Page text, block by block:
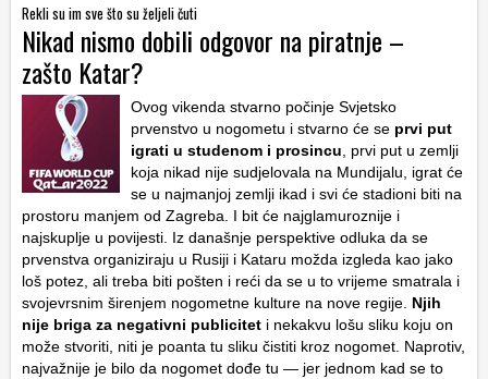
Rekli su im sve što su željeli čuti
Nikad nismo dobili odgovor na piratnje –
zašto Katar?
Ovog vikenda stvarno počinje Svjetsko
prvenstvo u nogometu i stvarno će se prvi put
igrati u studenom i prosincu , prvi put u zemlji
koja nikad nije sudjelovala na Mundijalu, igrat će
se u najmanjoj zemlji ikad i svi će stadioni biti na
prostoru manjem od Zagreba. I bit će najglamuroznije i
najskuplje u povijesti. Iz današnje perspektive odluka da se
prvenstva organiziraju u Rusiji i Kataru možda izgleda kao jako
loš potez, ali treba biti pošten i reći da se u to vrijeme smatrala i
svojevrsnim širenjem nogometne kulture na nove regije. Njih
nije briga za negativni publicitet i nekakvu lošu sliku koju on
može stvoriti, niti je poanta tu sliku čistiti kroz nogomet. Naprotiv,
najvažnije je bilo da nogomet dođe tu — jer jednom kad se to